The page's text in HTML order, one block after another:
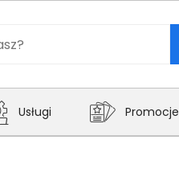
Usługi Promocje